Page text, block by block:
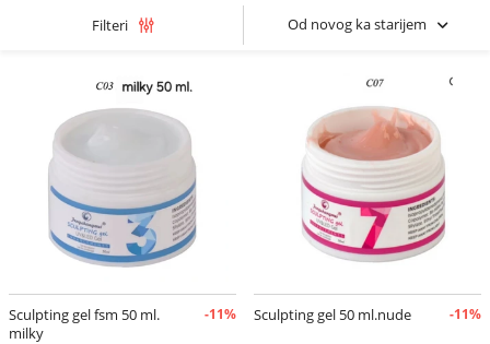
Filteri Od novog ka starijem
Sculpting gel fsm 50 ml.
milky
-11% Sculpting gel 50 ml.nude -11%